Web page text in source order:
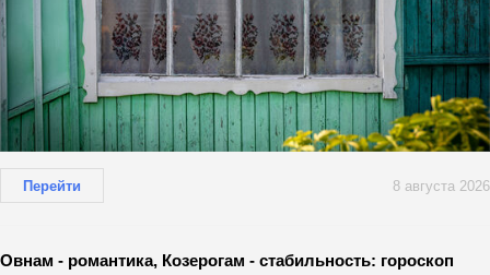
Перейти 8 августа 2026
Овнам - романтика, Козерогам - стабильность: гороскоп